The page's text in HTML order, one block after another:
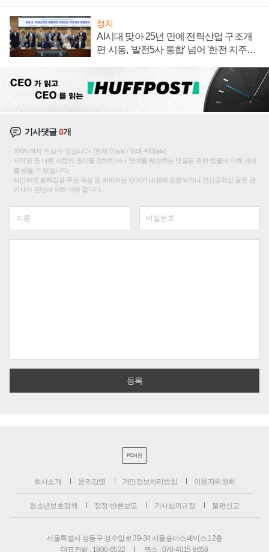
정치
AI시대 맞아 25년 만에 전력산업 구조개
편 시동, '발전5사 통합' 넘어 '한전 지주사'
기사댓글0개
200자까지 쓰실 수 있습니다. (현재 0 byte / 최대 400byte)
저작권 등 다른 사람의 권리를 침해하거나 명예를 훼손하는 댓글은 관련 법률에 의해 제재
를 받을 수 있습니다.
타인에게 불쾌감을 주는 욕설 등 비하하는 단어가 내용에 포함되거나 인신공격성 글은 관
리자의 판단에 의해 삭제 합니다.
PC버전
회사소개 윤리강령 개인정보처리방침 이용자위원회
청소년보호정책 정정·반론보도 기사심의규정 불편신고
서울특별시 성동구 성수일로 39-34 서울숲더스페이스 12층
대표전화 : 1800-6522
팩스 : 070-4015-8658